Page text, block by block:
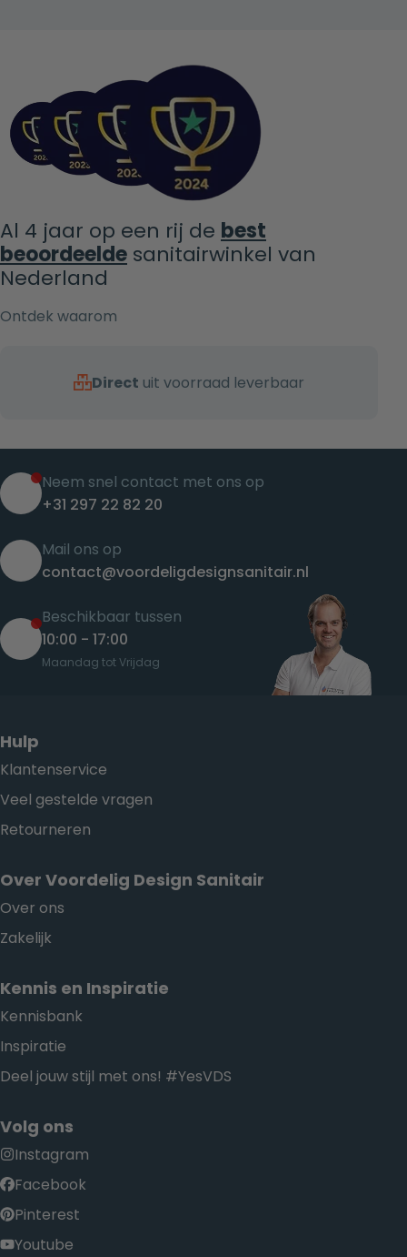
Al 4 jaar op een rij de best
beoordeelde sanitairwinkel van
Nederland
Ontdek waarom
Direct uit voorraad leverbaar
Neem snel contact met ons op
+31 297 22 82 20
Mail ons op
contact@voordeligdesignsanitair.nl
Beschikbaar tussen
10:00 - 17:00
Maandag tot Vrijdag
Hulp
Klantenservice
Veel gestelde vragen
Retourneren
Over Voordelig Design Sanitair
Over ons
Zakelijk
Kennis en Inspiratie
Kennisbank
Inspiratie
Deel jouw stijl met ons! #YesVDS
Volg ons
Instagram
Facebook
Pinterest
Youtube